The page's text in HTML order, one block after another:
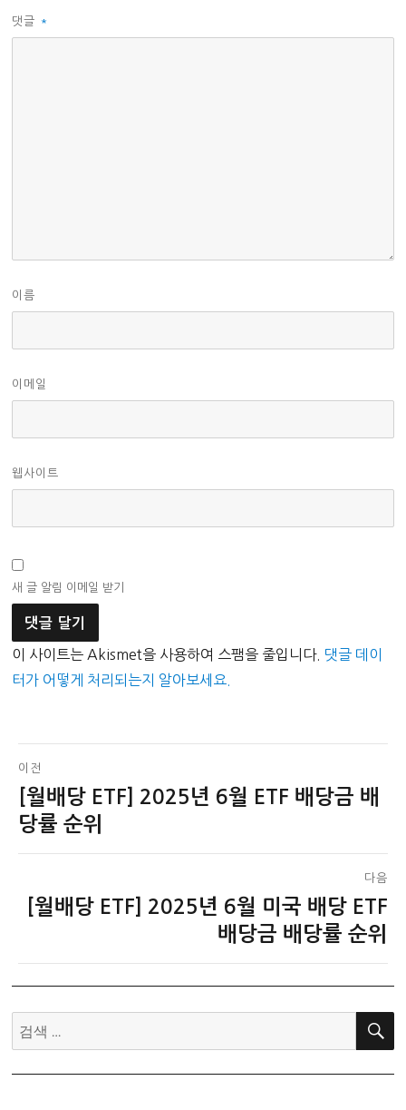
댓글 *
이름
이메일
웹사이트
새 글 알림 이메일 받기
이 사이트는 Akismet을 사용하여 스팸을 줄입니다. 댓글 데이
터가 어떻게 처리되는지 알아보세요.
글
탐
색
이전
이
전
[월배당 ETF] 2025년 6월 ETF 배당금 배
당률 순위
다음
[월배당 ETF] 2025년 6월 미국 배당 ETF
배당금 배당률 순위
검
색:
검